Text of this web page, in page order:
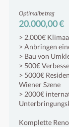
Optimalbetrag
20.000,00 €
> 2.000€
> Anbringen
> Bau von
> 500€
> 5000€
Wiener Szene
> 2000€
Komplette